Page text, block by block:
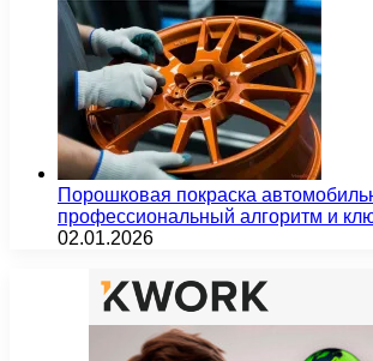
Порошковая покраска
профессиональный алгоритм и
02.01.2026